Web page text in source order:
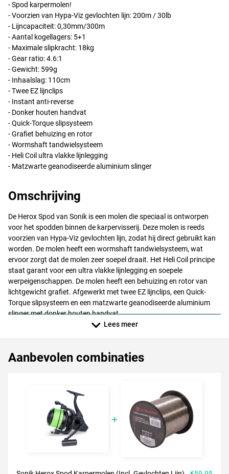
- Spod karpermolen!
- Voorzien van Hypa-Viz gevlochten lijn: 200m / 30lb
- Lijncapaciteit: 0,30mm/300m
- Aantal kogellagers: 5+1
- Maximale slipkracht: 18kg
- Gear ratio: 4.6:1
- Gewicht: 599g
- Inhaalslag: 110cm
- Twee EZ lijnclips
- Instant anti-reverse
- Donker houten handvat
- Quick-Torque slipsysteem
- Grafiet behuizing en rotor
- Wormshaft tandwielsysteem
- Heli Coil ultra vlakke lijnlegging
- Matzwarte geanodiseerde aluminium slinger
Omschrijving
De Herox Spod van Sonik is een molen die speciaal is ontworpen
voor het spodden binnen de karpervisserij. Deze molen is reeds
voorzien van Hypa-Viz gevlochten lijn, zodat hij direct gebruikt kan
worden. De molen heeft een wormshaft tandwielsysteem, wat
ervoor zorgt dat de molen zeer soepel draait. Het Heli Coil principe
staat garant voor een ultra vlakke lijnlegging en soepele
werpeigenschappen. De molen heeft een behuizing en rotor van
lichtgewicht grafiet. Afgewerkt met twee EZ lijnclips, een Quick-
Torque slipsysteem en een matzwarte geanodiseerde aluminium
slinger met donker houten handvat.
Lees meer
Aanbevolen combinaties